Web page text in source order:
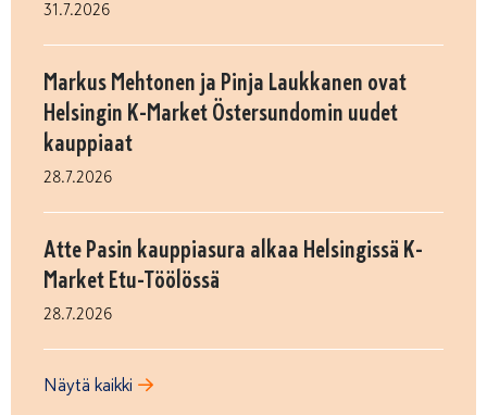
31.7.2026
Markus Mehtonen ja Pinja Laukkanen ovat
Helsingin K-Market Östersundomin uudet
kauppiaat
28.7.2026
Atte Pasin kauppiasura alkaa Helsingissä K-
Market Etu-Töölössä
28.7.2026
Näytä kaikki